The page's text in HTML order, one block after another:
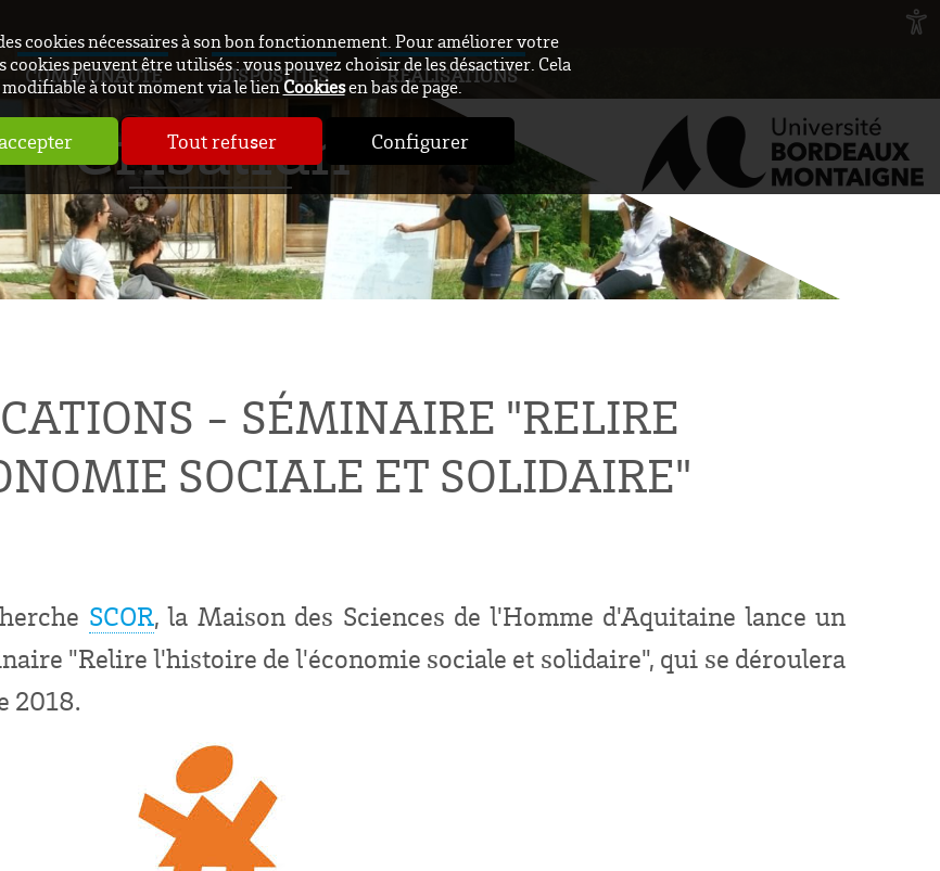
cookies nécessaires à son bon fonctionnement. Pour améliorer votre
cookies peuvent être utilisés : vous pouvez choisir de les désactiver. Cela
à tout moment via le lienCookiesen bas de page.
Tout refuser Configurer
COMMUNAUTÉ DISPOSITIFS RÉALISATIONS
Crisalidh
- SÉMINAIRE "RELIRE
SOCIALE ET SOLIDAIRE"
SCOR, la Maison des Sciences de l'Homme d'Aquitaine lance un
"Relire l'histoire de l'économie sociale et solidaire", qui se déroulera
2018.